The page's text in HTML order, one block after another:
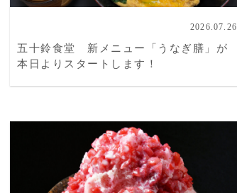
2026.07.26
五十鈴食堂 新メニュー「うなぎ膳」が
本日よりスタートします！